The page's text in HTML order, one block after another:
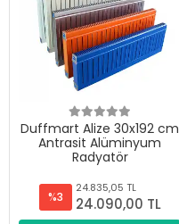
Duffmart Alize 30x192 cm
Antrasit Alüminyum
Radyatör
%3
24.835,05 TL
24.090,00 TL